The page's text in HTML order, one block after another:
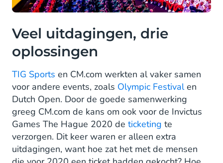
Veel uitdagingen, drie
oplossingen
TIG Sports en CM.com werkten al vaker samen
voor andere events, zoals Olympic Festivalen
Dutch Open. Door de goede samenwerking
greeg CM.com de kans om ook voor de Invictus
Games The Hague 2020 de ticketing te
verzorgen. Dit keer waren er alleen extra
uitdagingen, want hoe zat het met de mensen